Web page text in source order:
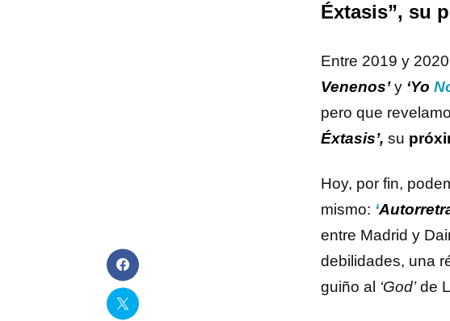
Éxtasis”, su
Entre 2019 y
Venenos’y ‘Yo
pero que
Éxtasis’, su
Hoy, por fin,
mismo: ‘
entre Madrid y
debilidades, una
guiño al ‘God’de